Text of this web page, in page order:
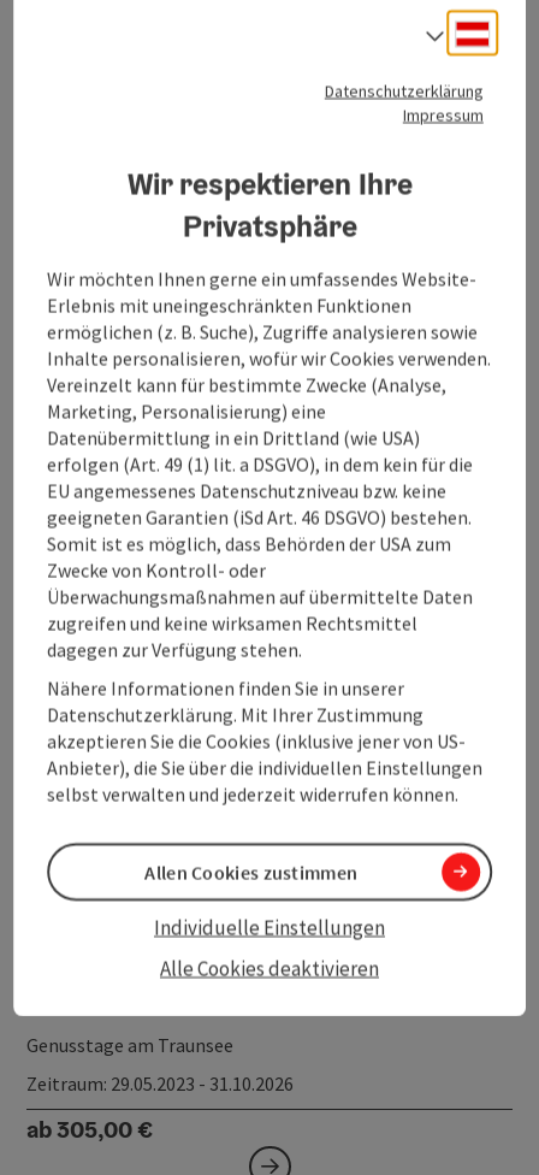
Grünau im Almtal
Flusswandern für Genießer - Genuss am
Almfluss und Traunfluss
Flusswandern entlang der Alm und der Traun in der Region
Traunsee-Almtal
Zeitraum: 01.05.2026 - 31.10.2026
ab 212,00 €
Genusstage am Traunsee
Zeitraum: 29.05.2023 - 31.10.2026
ab 305,00 €
Datenschutzerklärung
Impressum
Wir respektieren Ihre
Privatsphäre
Wir möchten Ihnen gerne ein umfassendes Website-
Erlebnis mit uneingeschränkten Funktionen
ermöglichen (z. B. Suche), Zugriffe analysieren sowie
Inhalte personalisieren, wofür wir Cookies verwenden.
Vereinzelt kann für bestimmte Zwecke (Analyse,
Marketing, Personalisierung) eine
Datenübermittlung in ein Drittland (wie USA)
erfolgen (Art. 49 (1) lit. a DSGVO), in dem kein für die
EU angemessenes Datenschutzniveau bzw. keine
geeigneten Garantien (iSd Art. 46 DSGVO) bestehen.
Somit ist es möglich, dass Behörden der USA zum
Zwecke von Kontroll- oder
Überwachungsmaßnahmen auf übermittelte Daten
zugreifen und keine wirksamen Rechtsmittel
dagegen zur Verfügung stehen.
Nähere Informationen finden Sie in unserer
Datenschutzerklärung. Mit Ihrer Zustimmung
akzeptieren Sie die Cookies (inklusive jener von US-
Anbieter), die Sie über die individuellen Einstellungen
selbst verwalten und jederzeit widerrufen können.
Alle Cookies deaktivieren
Individuelle Einstellungen
Allen Cookies zustimmen